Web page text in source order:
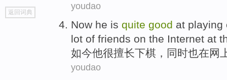
go
top
返回词典
youdao
Now he is quite good at playing
lot of friends on the Internet at
如今他很擅长下棋，同时也在网
youdao